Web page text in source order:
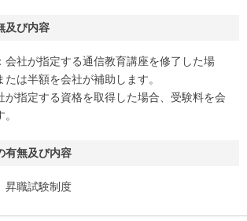
及び内容
会社が指定する通信教育講座を修了した場
は半額を会社が補助します。
が指定する資格を取得した場合、受験料を会
有無及び内容
昇職試験制度